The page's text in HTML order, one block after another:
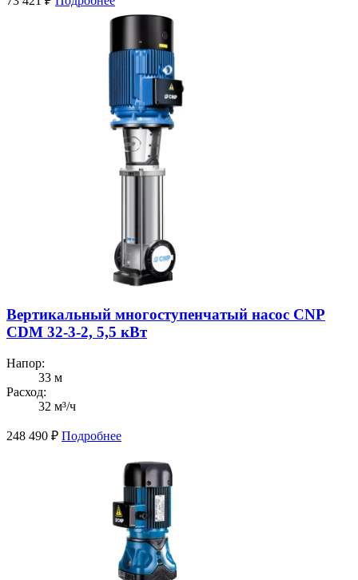
Вертикальный многоступенчатый насос CNP
CDM 32-3-2, 5,5 кВт
Напор:
33 м
Расход:
32 м³/ч
248 490 ₽ Подробнее